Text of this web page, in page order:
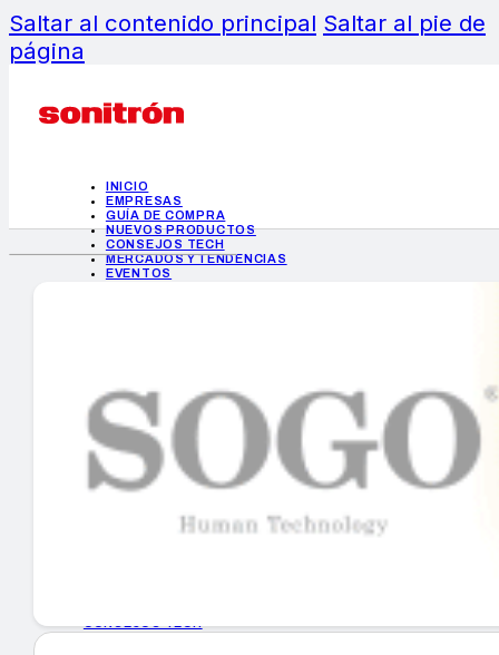
Saltar al contenido principal Saltar al pie de
página
INICIO
EMPRESAS
GUÍA DE COMPRA
NUEVOS PRODUCTOS
CONSEJOS TECH
MERCADOS Y TENDENCIAS
EVENTOS
INICIO
EMPRESAS
GUÍA DE COMPRA